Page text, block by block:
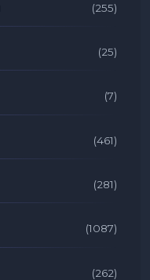
(255)
(25)
(7)
(461)
(281)
(1087)
(262)